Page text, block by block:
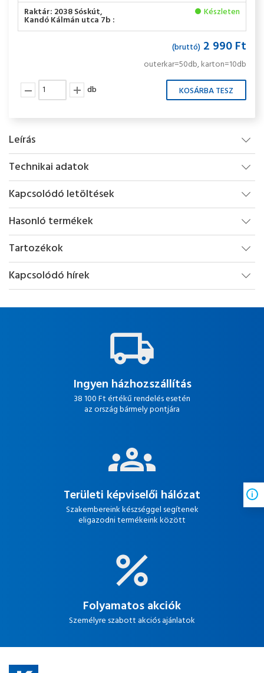
Raktár: 2038 Sóskút,
Kandó Kálmán utca 7b :
Készleten
(bruttó) 2 990 Ft
outerkar=50db, karton=10db
db
Leírás
Technikai adatok
Kapcsolódó letöltések
Hasonló termékek
Tartozékok
Kapcsolódó hírek
Ingyen házhozszállítás
38 100 Ft értékű rendelés esetén
az ország bármely pontjára
Területi képviselői hálózat
Szakembereink készséggel segítenek
eligazodni termékeink között
Folyamatos akciók
Személyre szabott akciós ajánlatok